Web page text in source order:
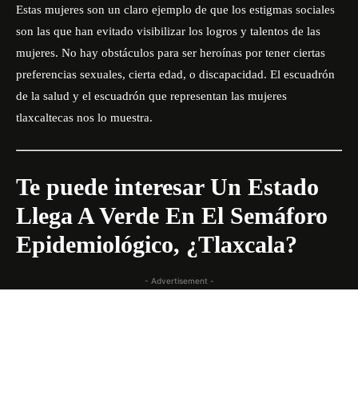
Estas mujeres son un claro ejemplo de que los estigmas sociales
son las que han evitado visibilizar los logros y talentos de las
mujeres. No hay obstáculos para ser heroínas por tener ciertas
preferencias sexuales, cierta edad, o discapacidad. El escuadrón
de la salud y el escuadrón que representan las mujeres
tlaxcaltecas nos lo muestra.
Te puede interesar Un Estado
Llega A Verde En El Semáforo
Epidemiológico, ¿Tlaxcala?
- Advertisement -